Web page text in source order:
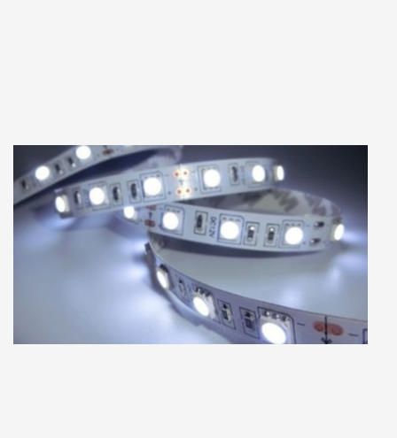
Примечание: Настоящим подтверждаю, что персональные данные, указанные
мною в настоящей Форме, полностью соответствуют Федеральному закону «О
персональных данных» от 27 июля 2006 г. № 152-ФЗ (в частности, пп. 10 п. 1 ст. 6,
ст. 8, пп. 4 п. 2 ст. 22), а также выражаю свое согласие на их обработку (в том числе
посредством поручения такой обработки специализированной организации). При
этом компания обязуется обрабатывать персональные данные, соблюдая их
конфиденциальность и безопасность.